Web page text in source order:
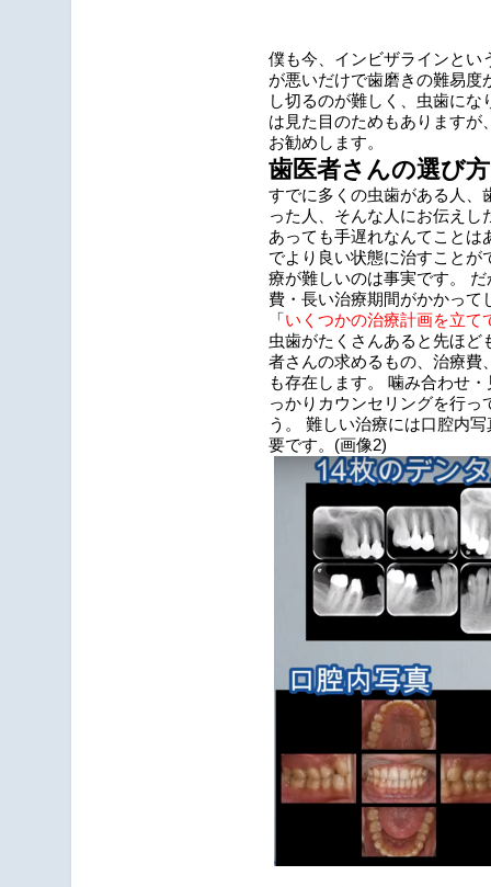
僕も今、インビザラインとい
が悪いだけで歯磨きの難易度
し切るのが難しく、虫歯に
は見た目のためもありますが
お勧めします。
歯医者さんの選び方
すでに多くの虫歯がある人、
った人、そんな人にお伝え
あっても手遅れなんてことは
でより良い状態に治すことが
療が難しいのは事実です。
費・長い治療期間がかかって
「 いくつかの治療計画を立て
虫歯がたくさんあると先ほど
者さんの求めるもの、治療費
も存在します。 噛み合わせ
っかりカウンセリングを行
う。 難しい治療には口腔内
要です。(画像2)